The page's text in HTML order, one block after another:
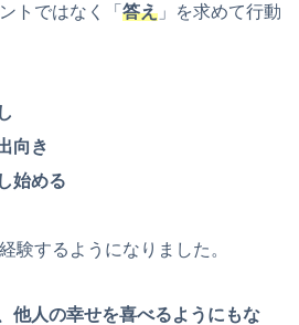
トではなく「 答え 」を求めて行動
向き
始める
験するようになりました。
他人の幸せを喜べるようにもな